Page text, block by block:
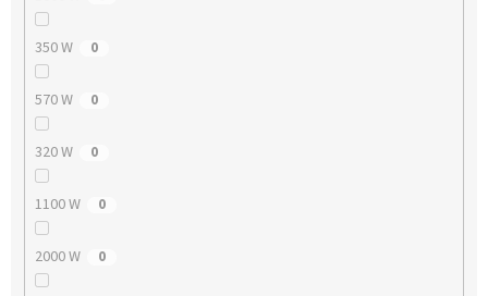
350 W 0
570 W 0
320 W 0
1100 W 0
2000 W 0